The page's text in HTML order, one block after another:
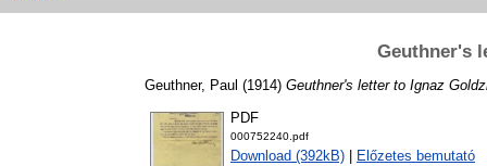
Geuthner's
Geuthner, Paul (1914) Geuthner's letter to Ignaz
PDF
000752240.pdf
Download (392kB) Előzetes bemutató